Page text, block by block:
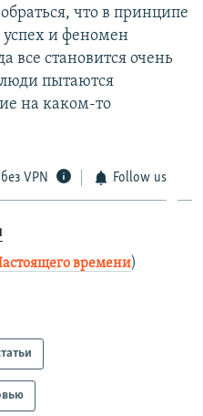
что в принципе
успех и феномен
все становится очень
пытаются
на каком-то
VPN Follow us
времени)